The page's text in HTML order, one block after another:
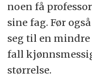
noen få
sine fag. Før
seg til en
fall
størrelse.